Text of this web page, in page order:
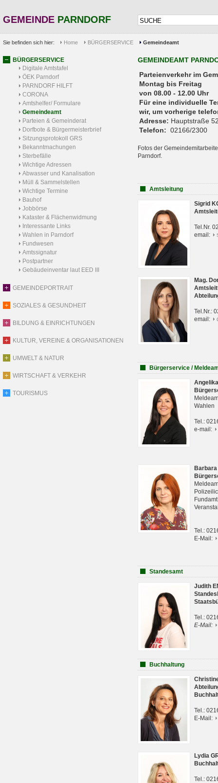
GEMEINDE PARNDORF
Sie befinden sich hier: Home BÜRGERSERVICE Gemeindeamt
BÜRGERSERVICE
Digitale Amtstafel
ÖEK Parndorf
PARNDORF HILFT
CORONA
Amtshelfer/ Formulare
Gemeindeamt
Parteien & Gemeinderat
Dorfbote & Bürgermeisterbrief
Sitzungsprotokoll GRS
Bekanntmachungen
Sterbefälle
Wichtige Adressen
Abwasser und Kanalisation
Müll & Sammelstellen
Wichtige Termine
Bauhof
Jobbörse
Kataster & Flächenwidmung
Interessante Links
Wahlen in Parndorf
Fundwesen
Amtssignatur
Postpartner
Gebäudeinventar laut EED III
GEMEINDEPORTRAIT
SOZIALES & GESUNDHEIT
BILDUNG & EINRICHTUNGEN
KULTUR, VEREINE & ORGANISATIONEN
UMWELT & NATUR
WIRTSCHAFT & VERKEHR
TOURISMUS
GEMEINDEAMT
Parteienverkehr
Montag bis Freitag
von 08.00 - 12.00 Uhr
Für eine individuelle
wir, um vorherige
Adresse: Hauptstraße
Telefon: 02166/2300
Fotos der
Parndorf.
Amtsleitung
Sigrid
Tel.Nr.
email:
Mag.
Tel.Nr.:
email:
Bürgerservice /
Wahlen
Tel.:
e-mail:
Tel.:
E-Mail:
Standesamt
Judith
Tel.:
E-Mail:
Buchhaltung
Tel.:
E-Mail:
Lydia
Tel.: